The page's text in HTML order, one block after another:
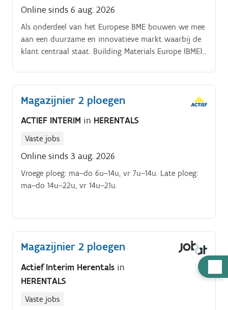
Online sinds 6 aug. 2026
Als onderdeel van het Europese BME bouwen we mee
aan een duurzame en innovatieve markt waarbij de
klant centraal staat. Building Materials Europe (BME),
Europa's toonaangevende en snelgroeiende
distributeurs van bouwmaterialen voor bedrijven,
met leidende marktposities in Nederland, België,
en Portugal.
Magazijnier 2 ploegen
ACTIEF INTERIM in HERENTALS
Vaste jobs
Online sinds 3 aug. 2026
Vroege ploeg: ma–do 6u–14u, vr 7u–14u. Late ploeg:
ma–do 14u–22u, vr 14u–21u.
Magazijnier 2 ploegen
Actief Interim Herentals in
HERENTALS
Vaste jobs